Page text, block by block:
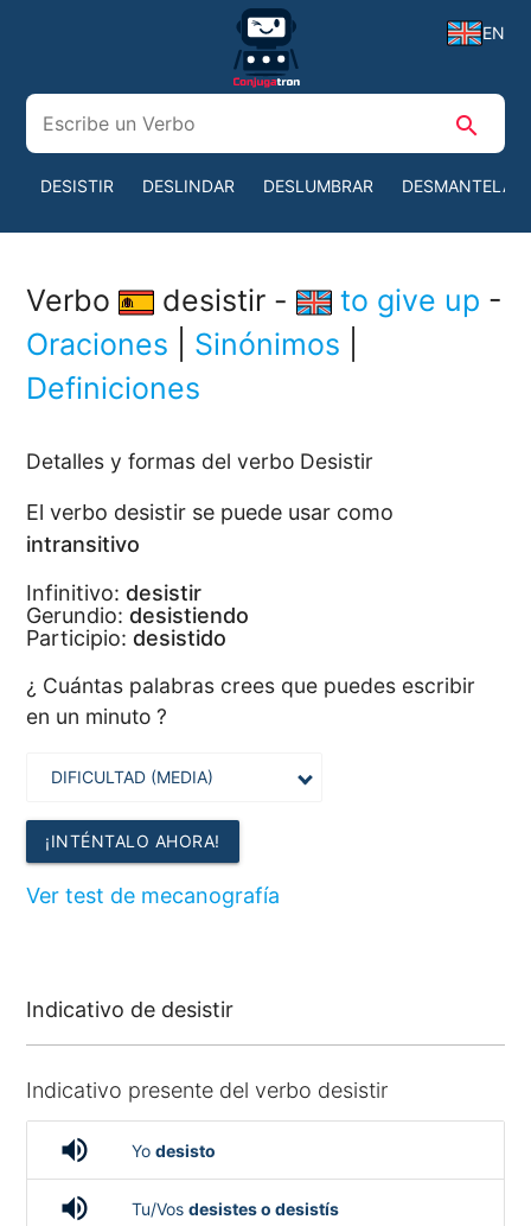
EN
search
DESISTIR DESLINDAR DESLUMBRAR DESMANTELAR
Verbo desistir - to give up -
Oraciones
Sinónimos
Definiciones
Detalles y formas del verbo Desistir
El verbo desistir se puede usar como
intransitivo
Infinitivo: desistir
Gerundio: desistiendo
Participio: desistido
¿ Cuántas palabras crees que puedes escribir
en un minuto ?
¡INTÉNTALO AHORA!
Ver test de mecanografía
Indicativo de desistir
Indicativo presente del verbo desistir
volume_up Yo desisto
volume_up Tu/Vos desistes o desistís